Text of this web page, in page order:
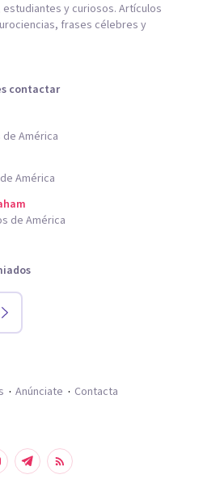
y curiosos. Artículos
frases célebres y
contactar
América
América
de América
Anúnciate Contacta